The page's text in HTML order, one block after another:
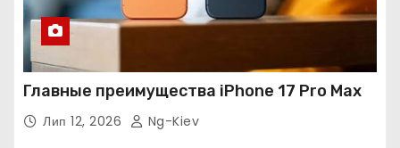
Главные преимущества iPhone 17 Pro Max
Лип 12, 2026 Ng-Kiev